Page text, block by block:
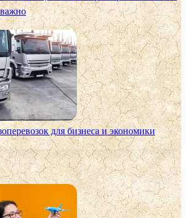
для бизнеса и экономики